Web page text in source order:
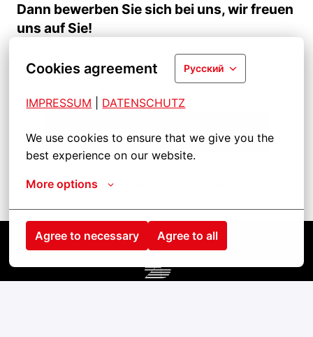
Cookies agreement Русский
IMPRESSUM DATENSCHUTZ
We use cookies to ensure that we give you the
best experience on our website.
More options
Agree to necessary Agree to all
Dann bewerben Sie sich bei uns, wir freuen
uns auf Sie!
Подать заявление
Поделиться должностью
Startseite